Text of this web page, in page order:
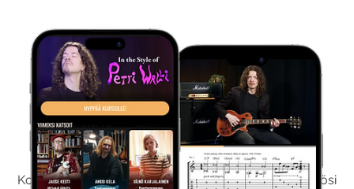
Kokeile Ilmaiseksi
Kokeilemalla ilmaiseksi saat koko sisältömme käyttöösi